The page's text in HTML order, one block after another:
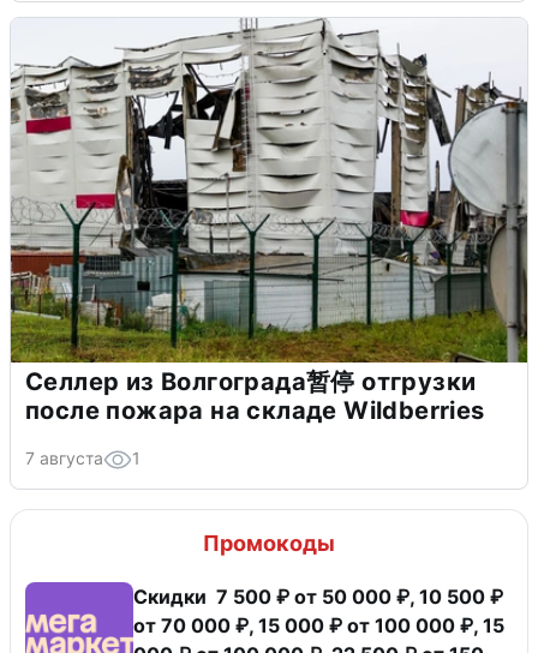
Селлер из Волгограда暂停 отгрузки
после пожара на складе Wildberries
7 августа 1
Промокоды
Скидки 7 500 ₽ от 50 000 ₽, 10 500 ₽
от 70 000 ₽, 15 000 ₽ от 100 000 ₽, 15